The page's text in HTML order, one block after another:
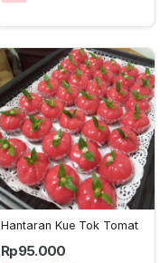
Hantaran Kue Tok Tomat
Rp95.000